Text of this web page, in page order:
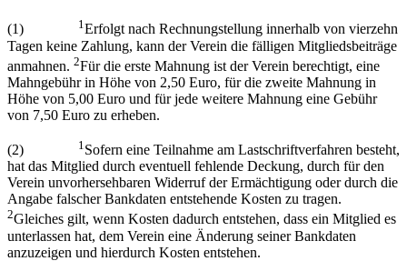
(1) 1Erfolgt nach Rechnungstellung innerhalb von vierzehn
Tagen keine Zahlung, kann der Verein die fälligen Mitgliedsbeiträge
anmahnen. 2Für die erste Mahnung ist der Verein berechtigt, eine
Mahngebühr in Höhe von 2,50 Euro, für die zweite Mahnung in
Höhe von 5,00 Euro und für jede weitere Mahnung eine Gebühr
von 7,50 Euro zu erheben.
(2) 1 Sofern eine Teilnahme am Lastschriftverfahren besteht,
hat das Mitglied durch eventuell fehlende Deckung, durch für den
Verein unvorhersehbaren Widerruf der Ermächtigung oder durch die
Angabe falscher Bankdaten entstehende Kosten zu tragen.
2Gleiches gilt, wenn Kosten dadurch entstehen, dass ein Mitglied es
unterlassen hat, dem Verein eine Änderung seiner Bankdaten
anzuzeigen und hierdurch Kosten entstehen.